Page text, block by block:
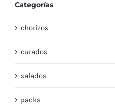
Categorías
chorizos
curados
salados
packs